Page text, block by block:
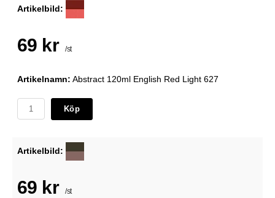
Artikelbild:
69 kr /st
Artikelnamn: Abstract 120ml English Red Light 627
Köp
Artikelbild:
69 kr /st